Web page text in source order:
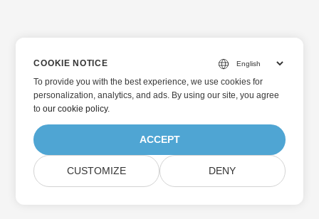
COOKIE NOTICE
To provide you with the best experience, we use cookies for
personalization, analytics, and ads. By using our site, you agree
toour cookie policy.
ACCEPT
CUSTOMIZE DENY